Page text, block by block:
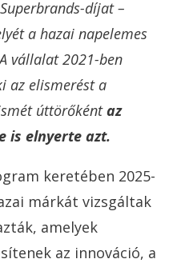
díjat –
a hazai napelemes
vállalat 2021-ben
az elismerést a
úttörőkéntaz
is elnyerte azt.
keretében 2025-
márkát vizsgáltak
amelyek
az innováció, a